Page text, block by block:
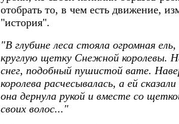
отобрать то, в чем есть движение,
"история".
"В глубине леса стояла огромная
круглую щетку Снежной королевы.
снег, подобный пушистой вате.
королева расчесывалась, а ей
она дернула рукой и вместе со
своих волос..."